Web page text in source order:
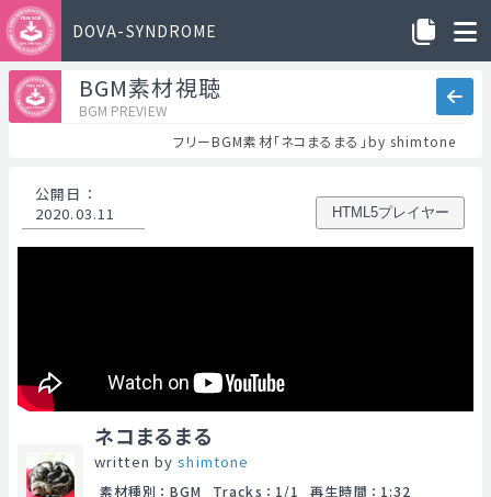
DOVA-SYNDROME
BGM素材視聴
BGM PREVIEW
フリーBGM素材「ネコまるまる」by shimtone
公開日 ：
2020.03.11
HTML5プレイヤー
ネコまるまる
written byshimtone
素材種別 ： BGM Tracks ： 1/1 再生時間 ： 1:32